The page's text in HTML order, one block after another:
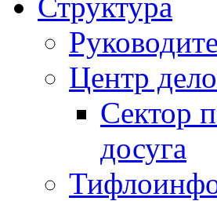
Центр
Сектор
досуга